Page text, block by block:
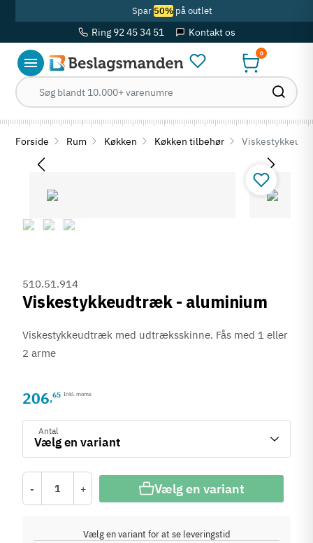
Spar 50%på outlet
Ring 92 45 34 51 Kontakt os
0
Forside Rum Køkken Køkken tilbehør
510.51.914
Viskestykkeudtræk - aluminium
Viskestykkeudtræk med udtræksskinne. Fås med 1 eller
2 arme
206,65 Inkl. moms
Antal
- + Vælg en variant
Vælg en variant for at se leveringstid